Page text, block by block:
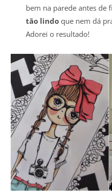
bem na parede antes de
tão lindoque nem dá
Adorei o resultado!